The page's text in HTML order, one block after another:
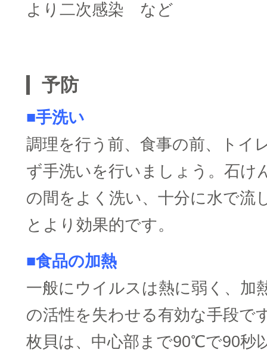
より二次感染 など
予防
■手洗い
調理を行う前、食事の前、トイ
ず手洗いを行いましょう。石け
の間をよく洗い、十分に水で流
とより効果的です。
■食品の加熱
一般にウイルスは熱に弱く、加
の活性を失わせる有効な手段で
枚貝は、中心部まで90℃で90秒